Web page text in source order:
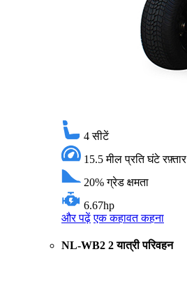
4 सीटें
15.5 मील प्रति घंटे रफ़्तार
20% ग्रेड क्षमता
6.67hp
और पढ़ें एक कहावत कहना
NL-WB2 2 यात्री परिवहन